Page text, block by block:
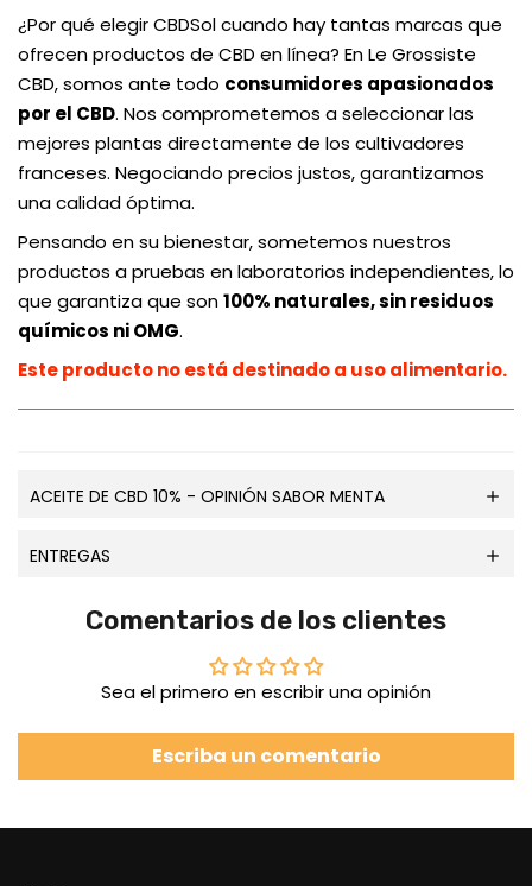
¿Por qué elegir CBDSol cuando hay tantas marcas que
ofrecen productos de CBD en línea? En Le Grossiste
CBD, somos ante todo consumidores apasionados
por el CBD. Nos comprometemos a seleccionar las
mejores plantas directamente de los cultivadores
franceses. Negociando precios justos, garantizamos
una calidad óptima.
Pensando en su bienestar, sometemos nuestros
productos a pruebas en laboratorios independientes, lo
que garantiza que son100% naturales, sin residuos
químicos ni OMG.
Este producto no está destinado a uso alimentario.
ACEITE DE CBD 10% - OPINIÓN SABOR MENTA
ENTREGAS
Comentarios de los clientes
Sea el primero en escribir una opinión
Escriba un comentario